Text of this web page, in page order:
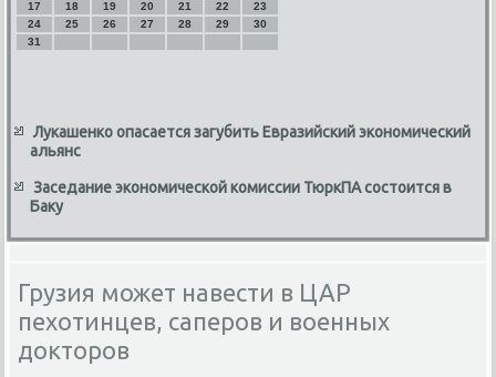
17
18 19 20 21 22
23
24
25 26 27 28 29
30
31
Лукашенко опасается загубить Евразийский экономический
альянс
Заседание экономической комиссии ТюркПА состоится в
Баку
Грузия может навести в ЦАР
пехотинцев, саперов и военных
докторов